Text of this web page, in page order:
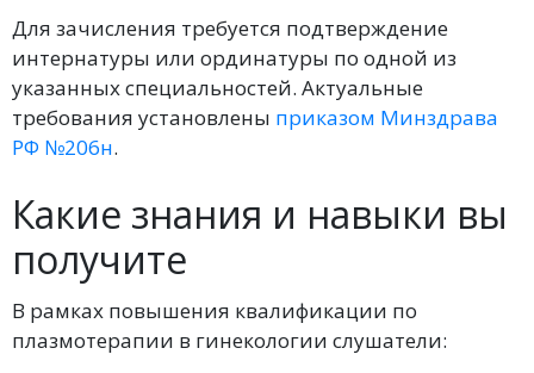
Для зачисления требуется подтверждение
интернатуры или ординатуры по одной из
указанных специальностей. Актуальные
требования установлены приказом Минздрава
РФ №206н.
Какие знания и навыки вы
получите
В рамках повышения квалификации по
плазмотерапии в гинекологии слушатели: